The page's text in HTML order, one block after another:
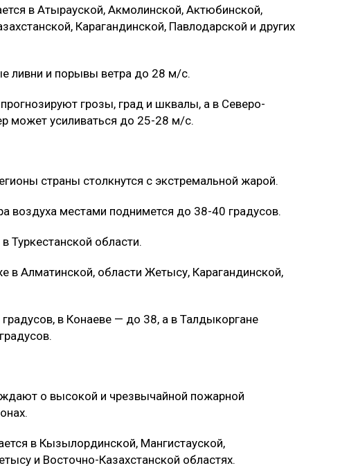
в Атырауской, Акмолинской, Актюбинской,
Карагандинской, Павлодарской и других
ливни и порывы ветра до 28 м/с.
грозы, град и шквалы, а в Северо-
может усиливаться до 25-28 м/с.
страны столкнутся с экстремальной жарой.
воздуха местами поднимется до 38-40 градусов.
Туркестанской области.
в Алматинской, области Жетысу, Карагандинской,
в Конаеве — до 38, а в Талдыкоргане
о высокой и чрезвычайной пожарной
в Кызылординской, Мангистауской,
и Восточно-Казахстанской областях.